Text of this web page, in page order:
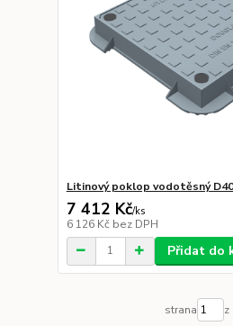
Litinový poklop vodotěsný
7 412 Kč/ks
6 126 Kč bez DPH
Přidat do
strana z